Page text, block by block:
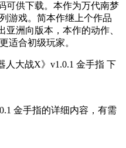
可供下载。本作为万代南梦
游戏。简本作继上个作品
亚洲向版本，本作的动作、
适合初级玩家。
金手指的详细内容，有需